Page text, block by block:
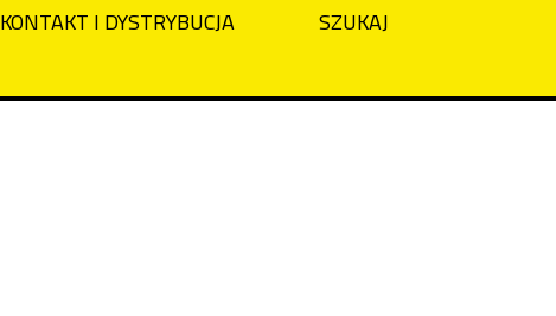
KONTAKT I DYSTRYBUCJA
SZUKAJ